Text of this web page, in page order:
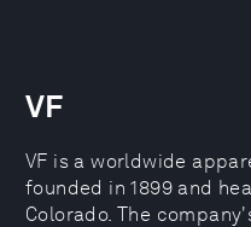
VF
VF is a worldwide
founded in 1899 and
Colorado. The